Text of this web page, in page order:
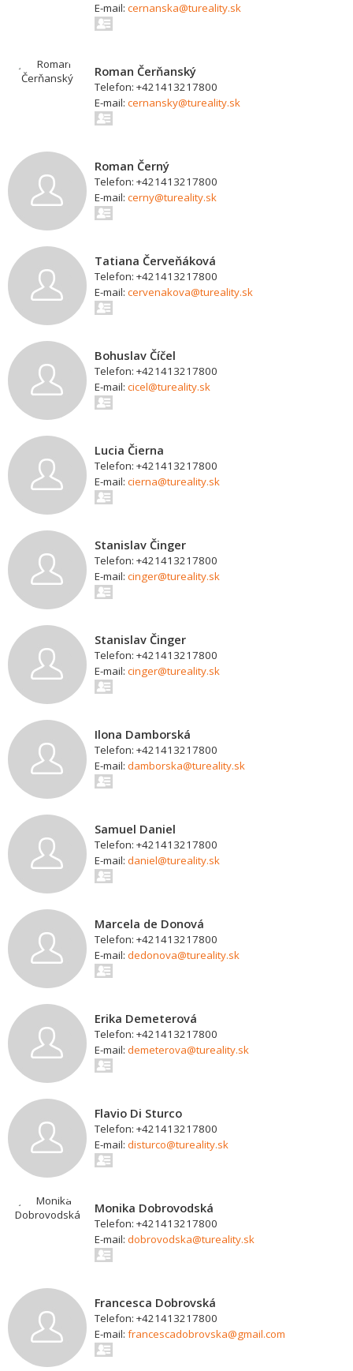
E-mail: cernanska@tureality.sk
Roman Čerňanský
Telefon: +421413217800
E-mail: cernansky@tureality.sk
Roman Černý
Telefon: +421413217800
E-mail: cerny@tureality.sk
Tatiana Červeňáková
Telefon: +421413217800
E-mail: cervenakova@tureality.sk
Bohuslav Číčel
Telefon: +421413217800
E-mail: cicel@tureality.sk
Lucia Čierna
Telefon: +421413217800
E-mail: cierna@tureality.sk
Stanislav Činger
Telefon: +421413217800
E-mail: cinger@tureality.sk
Stanislav Činger
Telefon: +421413217800
E-mail: cinger@tureality.sk
Ilona Damborská
Telefon: +421413217800
E-mail: damborska@tureality.sk
Samuel Daniel
Telefon: +421413217800
E-mail: daniel@tureality.sk
Marcela de Donová
Telefon: +421413217800
E-mail: dedonova@tureality.sk
Erika Demeterová
Telefon: +421413217800
E-mail: demeterova@tureality.sk
Flavio Di Sturco
Telefon: +421413217800
E-mail: disturco@tureality.sk
Monika Dobrovodská
Telefon: +421413217800
E-mail: dobrovodska@tureality.sk
Francesca Dobrovská
Telefon: +421413217800
E-mail: francescadobrovska@gmail.com